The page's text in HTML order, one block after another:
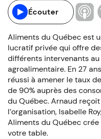
Écouter
Aliments du Québec est
lucratif privée qui offre
différents intervenants
agroalimentaire. En 27
réussi à amener le taux
de 90% auprès des
du Québec. Arnaud
l’organisation, Isabelle
Aliments du Québec crée
votre table.